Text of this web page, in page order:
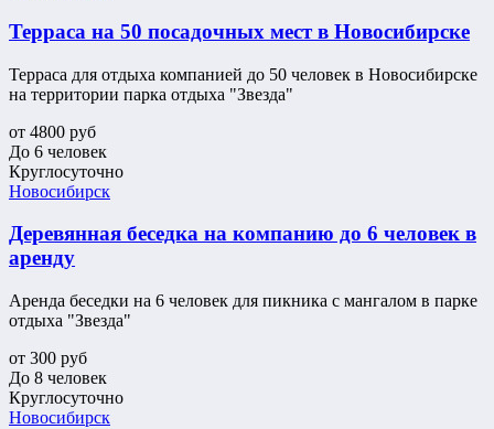
Терраса на 50 посадочных мест в Новосибирске
Терраса для отдыха компанией до 50 человек в Новосибирске
на территории парка отдыха "Звезда"
от 4800 руб
До 6 человек
Круглосуточно
Новосибирск
Деревянная беседка на компанию до 6 человек в
аренду
Аренда беседки на 6 человек для пикника с мангалом в парке
отдыха "Звезда"
от 300 руб
До 8 человек
Круглосуточно
Новосибирск